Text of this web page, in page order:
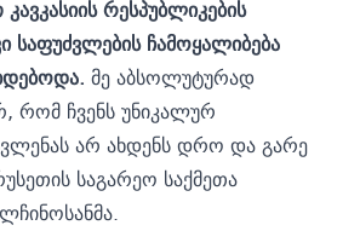
რესპუბლიკების
საფუძვლების ჩამოყალიბება
მე აბსოლუტურად
რომ ჩვენს უნიკალურ
არ ახდენს დრო და გარე
საგარეო საქმეთა